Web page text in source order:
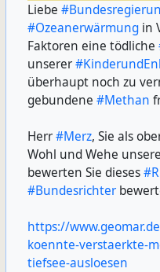
Liebe #
#Ozeanerwärmung in
Faktoren eine tödliche
unserer#
überhaupt noch zu
gebundene #Methan
Herr#Merz, Sie als
Wohl und Wehe
bewerten Sie dieses#
#Bundesrichter
https://
koennte-verstaerkte-
tiefsee-ausloesen